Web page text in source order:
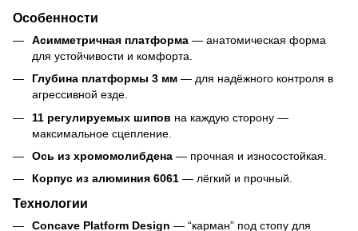
Особенности
Асимметричная платформа — анатомическая форма
для устойчивости и комфорта.
Глубина платформы 3 мм — для надёжного контроля в
агресcивной езде.
11 регулируемых шипов на каждую сторону —
максимальное сцепление.
Ось из хромомолибдена — прочная и износостойкая.
Корпус из алюминия 6061 — лёгкий и прочный.
Технологии
Concave Platform Design — “карман” под стопу для